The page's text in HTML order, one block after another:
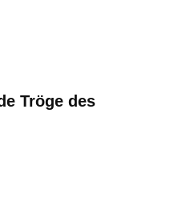
Tröge des